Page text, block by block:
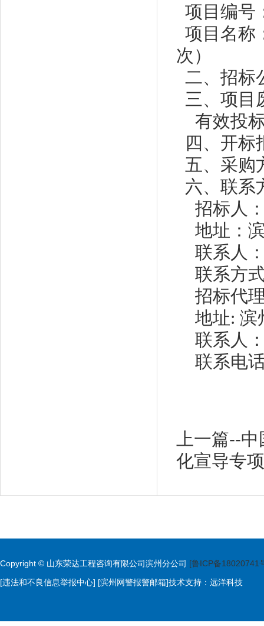
项目编号
项目名称
次）
二、招标
三、项目
有效投
四、开标
五、采购
六、联系
招标人
地址：
联系人
联系方
招标代
地址: 滨
联系人
联系电
上一篇--
化宣导专
Copyright © 山东荣达工程咨询有限公司滨州分公司 [鲁ICP备18020741
[违法和不良信息举报中心] [滨州网警报警邮箱]技术支持： 远洋科技